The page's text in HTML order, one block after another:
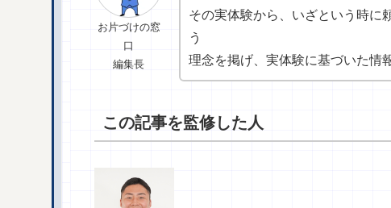
お片づけの窓
口
編集長
その実体験から、いざという時に
う
理念を掲げ、実体験に基づいた情
この記事を監修した人